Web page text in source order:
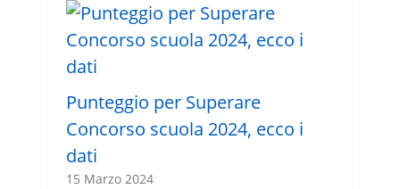
Punteggio per Superare
Concorso scuola 2024, ecco i
dati
15 Marzo 2024